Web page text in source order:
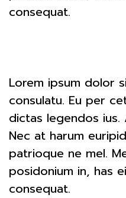
consequat.
Lorem ipsum dolor
consulatu. Eu per
dictas legendos ius.
Nec at harum
patrioque ne mel.
posidonium in, has
consequat.